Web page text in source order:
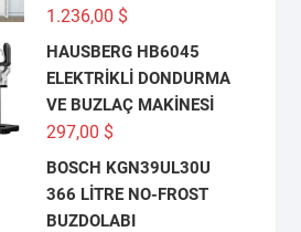
1.236,00 $
HAUSBERG HB6045
ELEKTRİKLİ DONDURMA
VE BUZLAÇ MAKİNESİ
297,00 $
BOSCH KGN39UL30U
366 LİTRE NO-FROST
BUZDOLABI